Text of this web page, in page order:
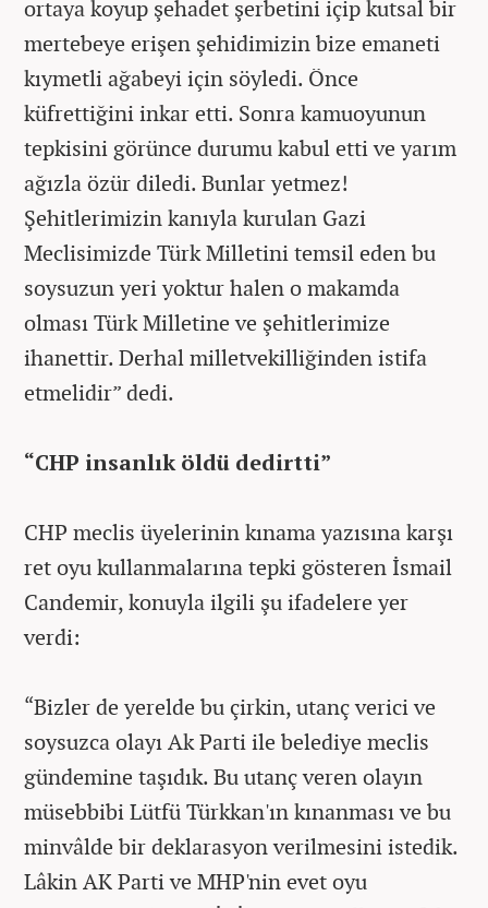
ortaya koyup şehadet şerbetini içip kutsal bir
mertebeye erişen şehidimizin bize emaneti
kıymetli ağabeyi için söyledi. Önce
küfrettiğini inkar etti. Sonra kamuoyunun
tepkisini görünce durumu kabul etti ve yarım
ağızla özür diledi. Bunlar yetmez!
Şehitlerimizin kanıyla kurulan Gazi
Meclisimizde Türk Milletini temsil eden bu
soysuzun yeri yoktur halen o makamda
olması Türk Milletine ve şehitlerimize
ihanettir. Derhal milletvekilliğinden istifa
etmelidir” dedi.
“CHP insanlık öldü dedirtti”
CHP meclis üyelerinin kınama yazısına karşı
ret oyu kullanmalarına tepki gösteren İsmail
Candemir, konuyla ilgili şu ifadelere yer
verdi:
“Bizler de yerelde bu çirkin, utanç verici ve
soysuzca olayı Ak Parti ile belediye meclis
gündemine taşıdık. Bu utanç veren olayın
müsebbibi Lütfü Türkkan'ın kınanması ve bu
minvâlde bir deklarasyon verilmesini istedik.
Lâkin AK Parti ve MHP'nin evet oyu